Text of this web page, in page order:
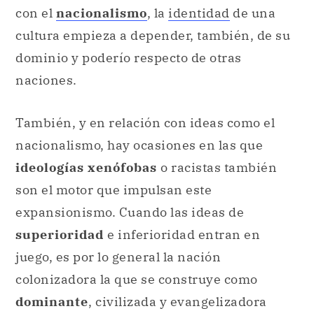
con el nacionalismo, la identidad de una
cultura empieza a depender, también, de su
dominio y poderío respecto de otras
naciones.
También, y en relación con ideas como el
nacionalismo, hay ocasiones en las que
ideologías xenófobas o racistas también
son el motor que impulsan este
expansionismo. Cuando las ideas de
superioridad e inferioridad entran en
juego, es por lo general la nación
colonizadora la que se construye como
dominante, civilizada y evangelizadora